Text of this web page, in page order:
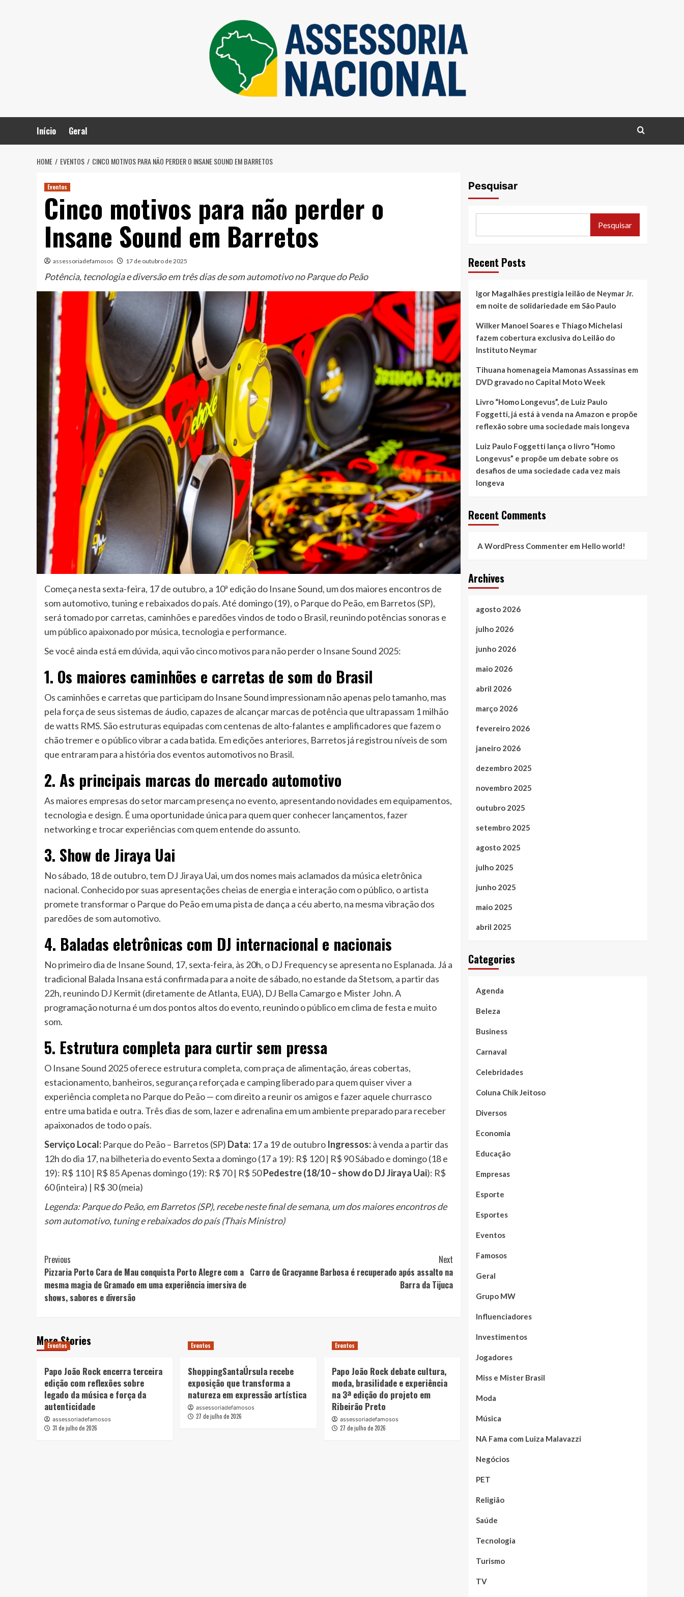
Início Geral
HOME EVENTOS CINCO MOTIVOS PARA NÃO PERDER O INSANE SOUND EM BARRETOS
Eventos
Cinco motivos para não perder o
Insane Sound em Barretos
assessoriadefamosos 17 de outubro de 2025
Potência, tecnologia e diversão em três dias de som automotivo no Parque do Peão
Começa nesta sexta-feira, 17 de outubro, a 10ª edição do Insane Sound, um dos maiores encontros de
som automotivo, tuning e rebaixados do país. Até domingo (19), o Parque do Peão, em Barretos (SP),
será tomado por carretas, caminhões e paredões vindos de todo o Brasil, reunindo potências sonoras e
um público apaixonado por música, tecnologia e performance.
Se você ainda está em dúvida, aqui vão cinco motivos para não perder o Insane Sound 2025:
1. Os maiores caminhões e carretas de som do Brasil
Os caminhões e carretas que participam do Insane Sound impressionam não apenas pelo tamanho, mas
pela força de seus sistemas de áudio, capazes de alcançar marcas de potência que ultrapassam 1 milhão
de watts RMS. São estruturas equipadas com centenas de alto-falantes e amplificadores que fazem o
chão tremer e o público vibrar a cada batida. Em edições anteriores, Barretos já registrou níveis de som
que entraram para a história dos eventos automotivos no Brasil.
2. As principais marcas do mercado automotivo
As maiores empresas do setor marcam presença no evento, apresentando novidades em equipamentos,
tecnologia e design. É uma oportunidade única para quem quer conhecer lançamentos, fazer
networking e trocar experiências com quem entende do assunto.
3. Show de Jiraya Uai
No sábado, 18 de outubro, tem DJ Jiraya Uai, um dos nomes mais aclamados da música eletrônica
nacional. Conhecido por suas apresentações cheias de energia e interação com o público, o artista
promete transformar o Parque do Peão em uma pista de dança a céu aberto, na mesma vibração dos
paredões de som automotivo.
4. Baladas eletrônicas com DJ internacional e nacionais
No primeiro dia de Insane Sound, 17, sexta-feira, às 20h, o DJ Frequency se apresenta no Esplanada. Já a
tradicional Balada Insana está confirmada para a noite de sábado, no estande da Stetsom, a partir das
22h, reunindo DJ Kermit (diretamente de Atlanta, EUA), DJ Bella Camargo e Mister John. A
programação noturna é um dos pontos altos do evento, reunindo o público em clima de festa e muito
som.
5. Estrutura completa para curtir sem pressa
O Insane Sound 2025 oferece estrutura completa, com praça de alimentação, áreas cobertas,
estacionamento, banheiros, segurança reforçada e camping liberado para quem quiser viver a
experiência completa no Parque do Peão — com direito a reunir os amigos e fazer aquele churrasco
entre uma batida e outra. Três dias de som, lazer e adrenalina em um ambiente preparado para receber
apaixonados de todo o país.
Serviço Local: Parque do Peão – Barretos (SP) Data: 17 a 19 de outubro Ingressos:à venda a partir das
12h do dia 17, na bilheteria do evento Sexta a domingo (17 a 19): R$ 120 | R$ 90 Sábado e domingo (18 e
19): R$ 110 | R$ 85 Apenas domingo (19): R$ 70 | R$ 50Pedestre (18/10 – show do DJ Jiraya Uai): R$
60 (inteira) | R$ 30 (meia)
Legenda: Parque do Peão, em Barretos (SP), recebe neste final de semana, um dos maiores encontros de
som automotivo, tuning e rebaixados do país (Thais Ministro)
Post
Navigation
Previous
Pizzaria Porto Cara de Mau conquista Porto Alegre com a
mesma magia de Gramado em uma experiência imersiva de
shows, sabores e diversão
Next
Carro de Gracyanne Barbosa é recuperado após assalto na
Barra da Tijuca
More Stories
Eventos
Papo João Rock encerra terceira
edição com reflexões sobre
legado da música e força da
autenticidade
assessoriadefamosos
31 de julho de 2026
Eventos
ShoppingSantaÚrsula recebe
exposição que transforma a
natureza em expressão artística
assessoriadefamosos
27 de julho de 2026
Eventos
Papo João Rock debate cultura,
moda, brasilidade e experiência
na 3ª edição do projeto em
Ribeirão Preto
assessoriadefamosos
27 de julho de 2026
Pesquisar
Pesquisar
Recent Posts
Igor Magalhães prestigia leilão de Neymar Jr.
em noite de solidariedade em São Paulo
Wilker Manoel Soares e Thiago Michelasi
fazem cobertura exclusiva do Leilão do
Instituto Neymar
Tihuana homenageia Mamonas Assassinas em
DVD gravado no Capital Moto Week
Livro “Homo Longevus”, de Luiz Paulo
Foggetti, já está à venda na Amazon e propõe
reflexão sobre uma sociedade mais longeva
Luiz Paulo Foggetti lança o livro “Homo
Longevus” e propõe um debate sobre os
desafios de uma sociedade cada vez mais
longeva
Recent Comments
A WordPress Commenterem Hello world!
Archives
agosto 2026
julho 2026
junho 2026
maio 2026
abril 2026
março 2026
fevereiro 2026
janeiro 2026
dezembro 2025
novembro 2025
outubro 2025
setembro 2025
agosto 2025
julho 2025
junho 2025
maio 2025
abril 2025
Categories
Agenda
Beleza
Business
Carnaval
Celebridades
Coluna Chik Jeitoso
Diversos
Economia
Educação
Empresas
Esporte
Esportes
Eventos
Famosos
Geral
Grupo MW
Influenciadores
Investimentos
Jogadores
Miss e Mister Brasil
Moda
Música
NA Fama com Luiza Malavazzi
Negócios
PET
Religião
Saúde
Tecnologia
Turismo
TV